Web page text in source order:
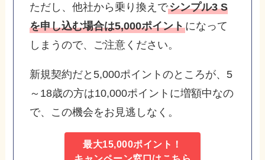
ただし、他社から乗り換えでシンプル3 S
を申し込む場合は5,000ポイントになって
しまうので、ご注意ください。
新規契約だと5,000ポイントのところが、5
～18歳の方は10,000ポイントに増額中なの
で、この機会をお見逃しなく。
最大15,000ポイント！